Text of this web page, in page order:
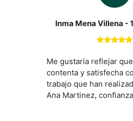
Inma Mena Villena -
Me gustaría reflejar
contenta y satisfecha
trabajo que han
Ana Martinez,